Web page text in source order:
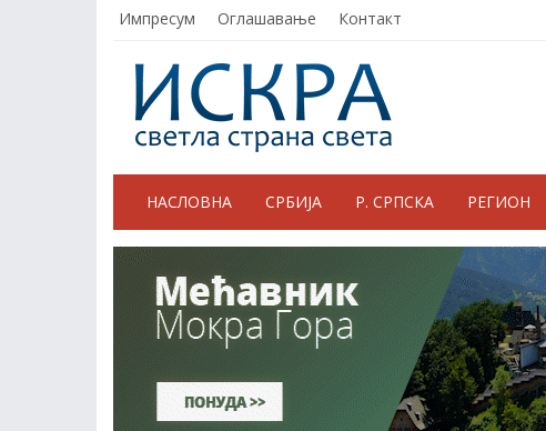
Импресум Оглашавање Контакт
НАСЛОВНА СРБИЈА Р. СРПСКА РЕГИОН